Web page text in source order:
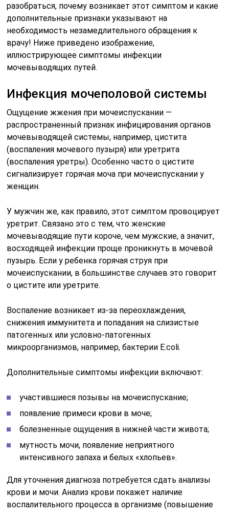
разобраться, почему возникает этот симптом и какие
дополнительные признаки указывают на
необходимость незамедлительного обращения к
врачу! Ниже приведено изображение,
иллюстрирующее симптомы инфекции
мочевыводящих путей.
Инфекция мочеполовой системы
Ощущение жжения при мочеиспускании —
распространенный признак инфицирования органов
мочевыводящей системы, например, цистита
(воспаления мочевого пузыря) или уретрита
(воспаления уретры). Особенно часто о цистите
сигнализирует горячая моча при мочеиспускании у
женщин.
У мужчин же, как правило, этот симптом провоцирует
уретрит. Связано это с тем, что женские
мочевыводящие пути короче, чем мужские, а значит,
восходящей инфекции проще проникнуть в мочевой
пузырь. Если у ребенка горячая струя при
мочеиспускании, в большинстве случаев это говорит
о цистите или уретрите.
Воспаление возникает из-за переохлаждения,
снижения иммунитета и попадания на слизистые
патогенных или условно-патогенных
микроорганизмов, например, бактерии E.coli.
Дополнительные симптомы инфекции включают:
участившиеся позывы на мочеиспускание;
появление примеси крови в моче;
болезненные ощущения в нижней части живота;
мутность мочи, появление неприятного
интенсивного запаха и белых «хлопьев».
Для уточнения диагноза потребуется сдать анализы
крови и мочи. Анализ крови покажет наличие
воспалительного процесса в организме (повышение